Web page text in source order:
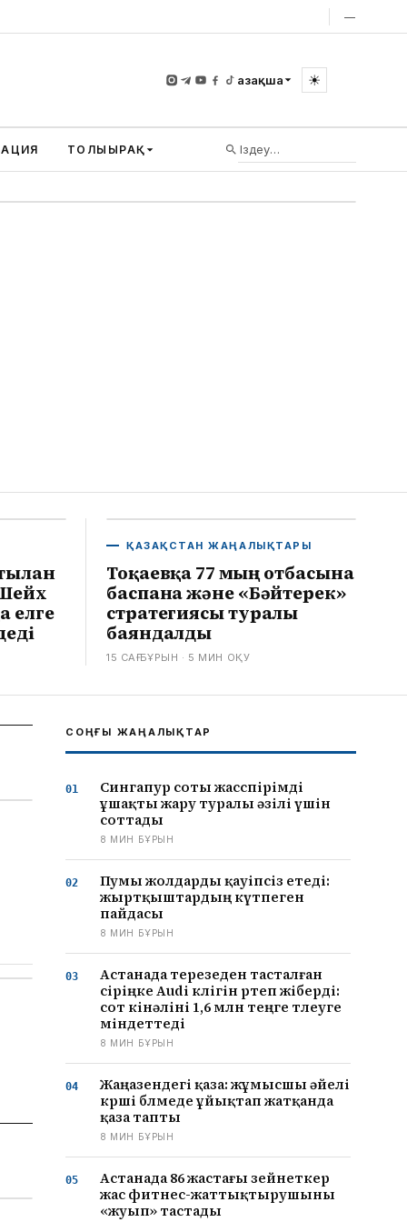
—
Қазақша ☀
ТОЛЫҒЫРАҚ
елге
ҚАЗАҚСТАН ЖАҢАЛЫҚТАРЫ
Тоқаевқа 77 мың отбасына
баспана және «Бәйтерек»
стратегиясы туралы
баяндалды
15 САҒ БҰРЫН · 5 МИН ОҚУ
СОҢҒЫ ЖАҢАЛЫҚТАР
Сингапур соты жасөспірімді
ұшақты жару туралы әзілі үшін
соттады
8 МИН БҰРЫН
Пумы жолдарды қауіпсіз етеді:
жыртқыштардың күтпеген
пайдасы
8 МИН БҰРЫН
Астанада терезеден тасталған
сіріңке Audi көлігін өртеп жіберді:
сот кінәліні 1,6 млн теңге төлеуге
міндеттеді
8 МИН БҰРЫН
Жаңаөзендегі қаза: жұмысшы әйелі
көрші бөлмеде ұйықтап жатқанда
қаза тапты
8 МИН БҰРЫН
Астанада 86 жастағы зейнеткер
жас фитнес-жаттықтырушыны
«жуып» тастады